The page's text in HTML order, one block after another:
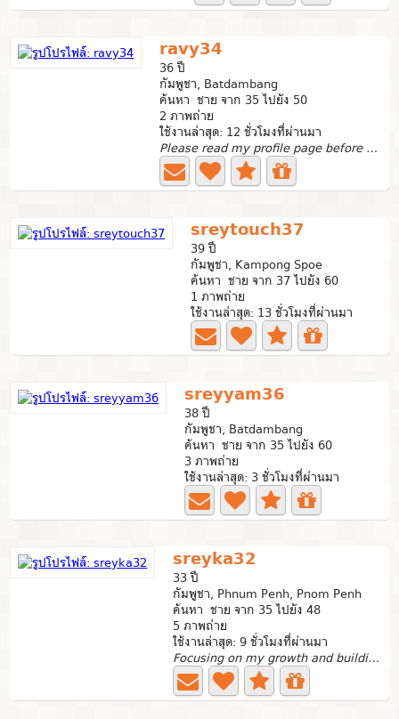
ravy34
36 ปี
กัมพูชา, Batdambang
ค้นหา ชาย จาก 35 ไปยัง 50
2 ภาพถ่าย
ใช้งานล่าสุด: 12 ชั่วโมงที่ผ่านมา
Please read my profile page before writing to me.I am a...
sreytouch37
39 ปี
กัมพูชา, Kampong Spoe
ค้นหา ชาย จาก 37 ไปยัง 60
1 ภาพถ่าย
ใช้งานล่าสุด: 13 ชั่วโมงที่ผ่านมา
sreyyam36
38 ปี
กัมพูชา, Batdambang
ค้นหา ชาย จาก 35 ไปยัง 60
3 ภาพถ่าย
ใช้งานล่าสุด: 3 ชั่วโมงที่ผ่านมา
sreyka32
33 ปี
กัมพูชา, Phnum Penh, Pnom Penh
ค้นหา ชาย จาก 35 ไปยัง 48
5 ภาพถ่าย
ใช้งานล่าสุด: 9 ชั่วโมงที่ผ่านมา
Focusing on my growth and building a bright future....